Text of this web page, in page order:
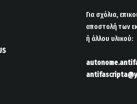
Για σχόλια,
αποστολή των
ή άλλου υλικού: